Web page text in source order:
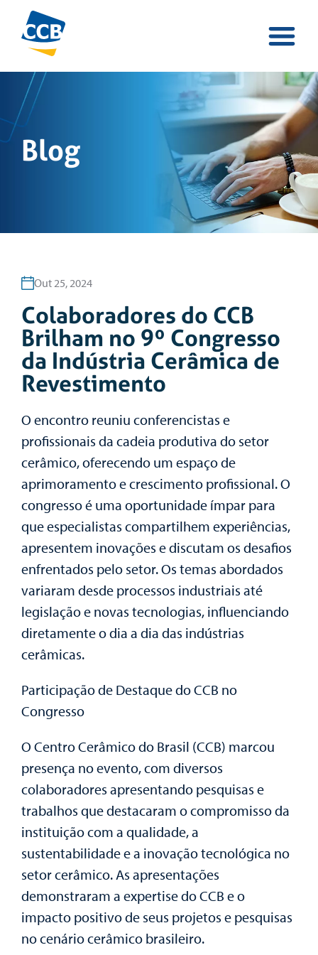
Blog
Out 25, 2024
Colaboradores do CCB
Brilham no 9º Congresso
da Indústria Cerâmica de
Revestimento
O encontro reuniu conferencistas e
profissionais da cadeia produtiva do setor
cerâmico, oferecendo um espaço de
aprimoramento e crescimento profissional. O
congresso é uma oportunidade ímpar para
que especialistas compartilhem experiências,
apresentem inovações e discutam os desafios
enfrentados pelo setor. Os temas abordados
variaram desde processos industriais até
legislação e novas tecnologias, influenciando
diretamente o dia a dia das indústrias
cerâmicas.
Participação de Destaque do CCB no
Congresso
O Centro Cerâmico do Brasil (CCB) marcou
presença no evento, com diversos
colaboradores apresentando pesquisas e
trabalhos que destacaram o compromisso da
instituição com a qualidade, a
sustentabilidade e a inovação tecnológica no
setor cerâmico. As apresentações
demonstraram a expertise do CCB e o
impacto positivo de seus projetos e pesquisas
no cenário cerâmico brasileiro.